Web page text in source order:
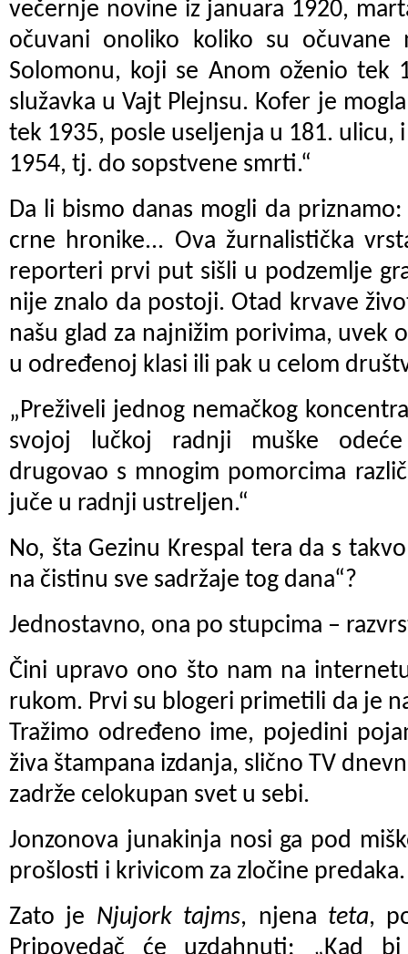
večernje novine iz januara 1920,
očuvani onoliko koliko su
Solomonu, koji se Anom oženio tek
služavka u Vajt Plejnsu. Kofer je
tek 1935, posle useljenja u 181. ulicu,
1954, tj. do sopstvene smrti.“
Da li bismo danas mogli da
crne hronike... Ova žurnalistička
reporteri prvi put sišli u podzemlje
nije znalo da postoji. Otad krvave
našu glad za najnižim porivima, uvek
u određenoj klasi ili pak u celom
„Preživeli jednog nemačkog
svojoj lučkoj radnji muške
drugovao s mnogim pomorcima
juče u radnji ustreljen.“
No, šta Gezinu Krespal tera da s
na čistinu sve sadržaje tog dana“?
Jednostavno, ona po stupcima –
Čini upravo ono što nam na
rukom. Prvi su blogeri primetili da je
Tražimo određeno ime, pojedini
živa štampana izdanja, slično TV
zadrže celokupan svet u sebi.
Jonzonova junakinja nosi ga pod
prošlosti i krivicom za zločine predaka.
Zato je Njujork tajms, njena teta,
Pripovedač će uzdahnuti: „Kad